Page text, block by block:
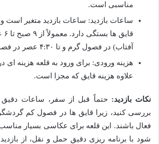
مناسبی است.
ساعات بازدید: ساعات بازدید متغیر
آفتاب) در فصول گرم و تا ۴:۳۰ عصر در فصول سرد است.
هزینه ورودی: برای ورود به قلعه هزینه ای
علاوه هزینه قایق که مجزا است.
نکات بازدید: حتماً قبل از سفر، ساعات دقیق
بررسی کنید، زیرا قایق ها در فصول کم
فعال باشند. این قلعه برای عکاسی بسیار
شود با برنامه ریزی دقیق حمل و نقل، از